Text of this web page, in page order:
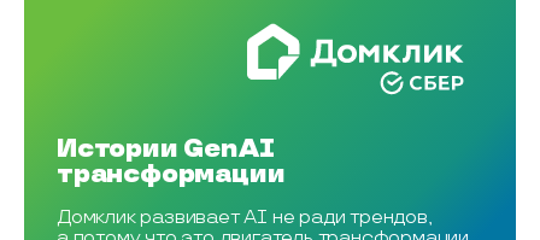
Истории GenAI
трансформации
Домклик развивает AI не ради трендов,